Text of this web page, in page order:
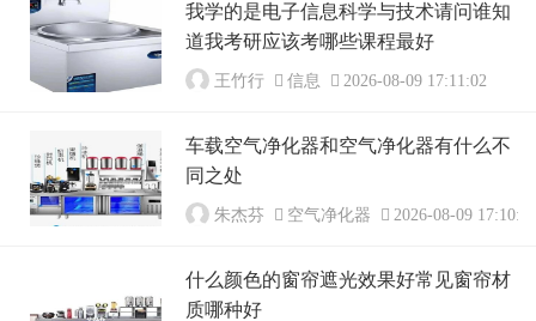
我学的是电子信息科学与技术请问谁知
道我考研应该考哪些课程最好
王竹行 信息 2026-08-09 17:11:02
车载空气净化器和空气净化器有什么不
同之处
朱杰芬 空气净化器 2026-08-09 17:10:02
什么颜色的窗帘遮光效果好常见窗帘材
质哪种好